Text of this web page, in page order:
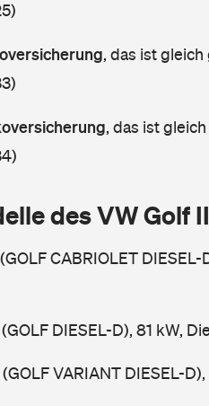
, das ist
, das ist
des VW Golf
CABRIOLET
DIESEL-D), 81 kW,
VARIANT DIESEL-